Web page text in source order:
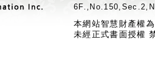
本網站智慧財產權
未經正式書面授權